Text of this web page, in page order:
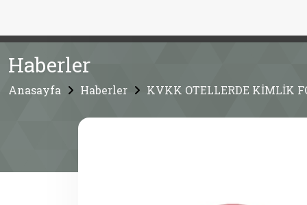
Haberler
Anasayfa Haberler KVKK OTELLERDE KİMLİK